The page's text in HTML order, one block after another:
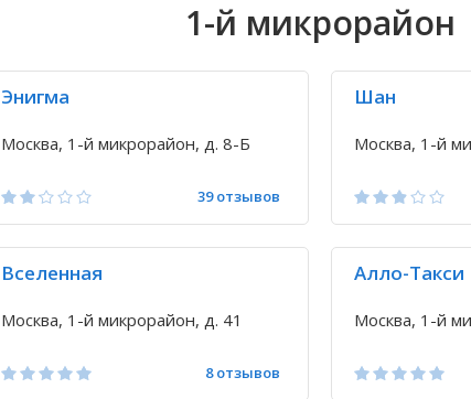
1-й микрорайон
Энигма
Москва, 1-й микрорайон, д. 8-Б
39 отзывов
Шан
Москва, 1-й
Вселенная
Москва, 1-й микрорайон, д. 41
8 отзывов
Алло-Такси
Москва, 1-й